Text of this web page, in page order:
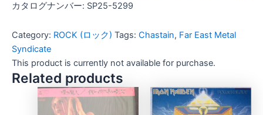
カタログナンバー: SP25-5299
Category: ROCK (ロック) Tags: Chastain, Far East Metal
Syndicate
This product is currently not available for purchase.
Related products